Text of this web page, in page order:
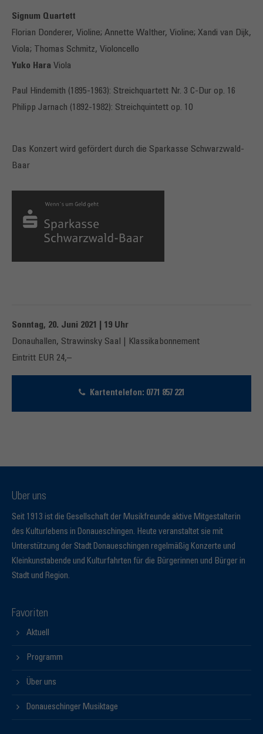
Signum Quartett
Florian Donderer, Violine; Annette Walther, Violine; Xandi van Dijk,
Viola; Thomas Schmitz, Violoncello
Yuko Hara Viola
Paul Hindemith (1895-1963): Streichquartett Nr. 3 C-Dur op. 16
Philipp Jarnach (1892-1982): Streichquintett op. 10
Das Konzert wird gefördert durch die Sparkasse Schwarzwald-
Baar
Sonntag, 20. Juni 2021 | 19 Uhr
Donauhallen, Strawinsky Saal | Klassikabonnement
Eintritt EUR 24,–
Kartentelefon: 0771 857 221
Über uns
Seit 1913 ist die Gesellschaft der Musikfreunde aktive Mitgestalterin
des Kulturlebens in Donaueschingen. Heute veranstaltet sie mit
Unterstützung der Stadt Donaueschingen regelmäßig Konzerte und
Kleinkunstabende und Kulturfahrten für die Bürgerinnen und Bürger in
Stadt und Region.
Favoriten
Aktuell
Programm
Über uns
Donaueschinger Musiktage